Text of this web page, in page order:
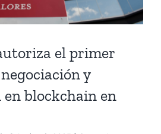
el primer
y
blockchain en